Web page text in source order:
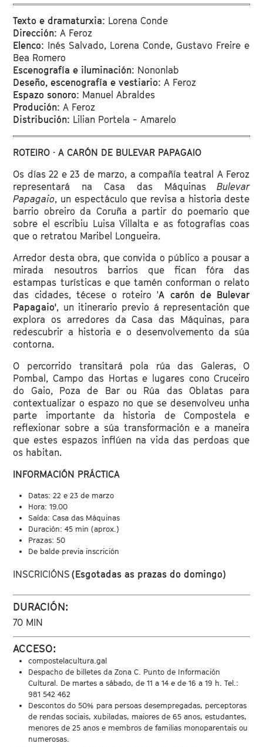
Texto e dramaturxia: Lorena Conde
Dirección:A Feroz
Elenco: Inés Salvado, Lorena Conde, Gustavo Freire e
Bea Romero
Escenografía e iluminación: Nononlab
Deseño, escenografía e vestiario: A Feroz
Espazo sonoro: Manuel Abraldes
Produción:A Feroz
Distribución: Lilian Portela - Amarelo
ROTEIRO · A CARÓN DE BULEVAR PAPAGAIO
Os días 22 e 23 de marzo, a compañía teatral A Feroz
representará na Casa das MáquinasBulevar
Papagaio, un espectáculo que revisa a historia deste
barrio obreiro da Coruña a partir do poemario que
sobre el escribiu Luisa Villalta e as fotografías coas
que o retratou Maribel Longueira.
Arredor desta obra, que convida o público a pousar a
mirada nesoutros barrios que fican fóra das
estampas turísticas e que tamén conforman o relato
das cidades, técese o roteiro 'A carón de Bulevar
Papagaio', un itinerario previo á representación que
explora os arredores da Casa das Máquinas, para
redescubrir a historia e o desenvolvemento da súa
contorna.
O percorrido transitará pola rúa das Galeras, O
Pombal, Campo das Hortas e lugares cono Cruceiro
do Gaio, Poza de Bar ou Rúa das Oblatas para
contextualizar o espazo no que se desenvolveu unha
parte importante da historia de Compostela e
reflexionar sobre a súa transformación e a maneira
que estes espazos inflúen na vida das perdoas que
os habitan.
INFORMACIÓN PRÁCTICA
Datas: 22 e 23 de marzo
Hora: 19.00
Saída: Casa das Máquinas
Duración: 45 min (aprox.)
Prazas: 50
De balde previa inscrición
INSCRICIÓNS (Esgotadas as prazas do domingo)
DURACIÓN:
70 MIN
ACCESO:
compostelacultura.gal
Despacho de billetes da Zona C. Punto de Información
Cultural. De martes a sábado, de 11 a 14 e de 16 a 19 h. Tel.:
981 542 462
Descontos do 50% para persoas desempregadas, perceptoras
de rendas sociais, xubiladas, maiores de 65 anos, estudantes,
menores de 25 anos e membros de familias monoparentais ou
numerosas.